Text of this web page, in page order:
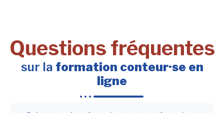
Questions fréquentes
sur la formation conteur·se en
ligne